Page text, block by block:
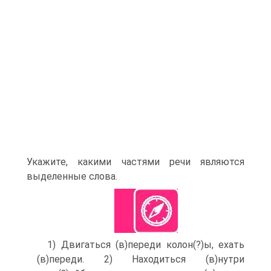
Укажите, какими частями речи являются
выделенные слова.
1) Двигаться (в)переди колон(?)ы, ехать
(в)переди. 2) Находиться (в)нутри